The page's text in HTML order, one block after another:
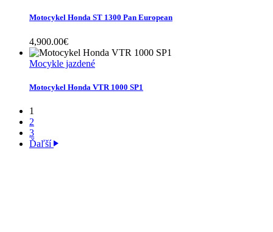
Motocykel Honda ST 1300 Pan European
4,900.00€
Mocykle jazdené
Motocykel Honda VTR 1000 SP1
1
2
3
Ďaľší